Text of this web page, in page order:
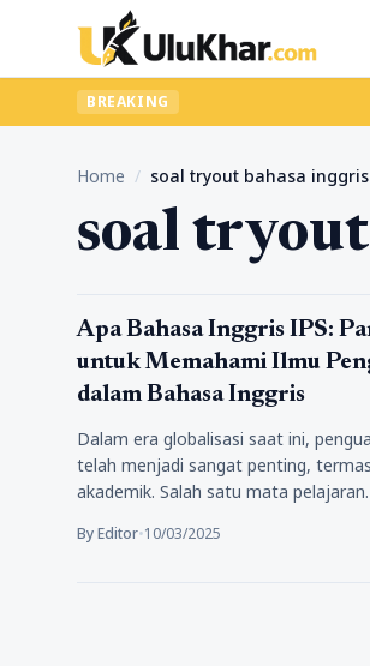
BREAKING
Home / soal tryout bahasa
soal
Pendidikan
Apa Bahasa Inggris IPS:
untuk Memahami Ilmu
dalam Bahasa Inggris
Dalam era globalisasi saat ini,
telah menjadi sangat penting,
akademik. Salah satu mata
By Editor•10/03/2025